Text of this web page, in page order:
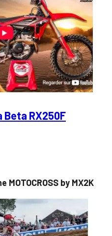
Beta RX250F
MOTOCROSS by MX2K